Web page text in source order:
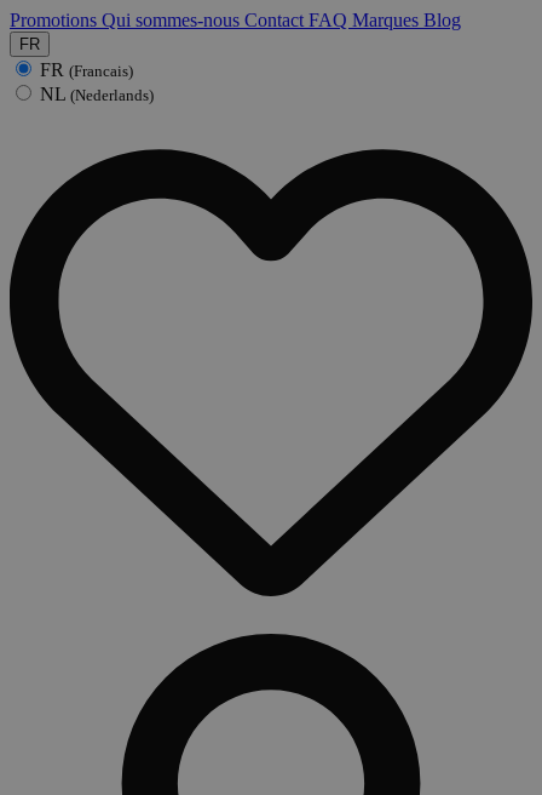
Promotions Qui sommes-nous Contact FAQ Marques Blog
FR
FR (Francais)
NL (Nederlands)